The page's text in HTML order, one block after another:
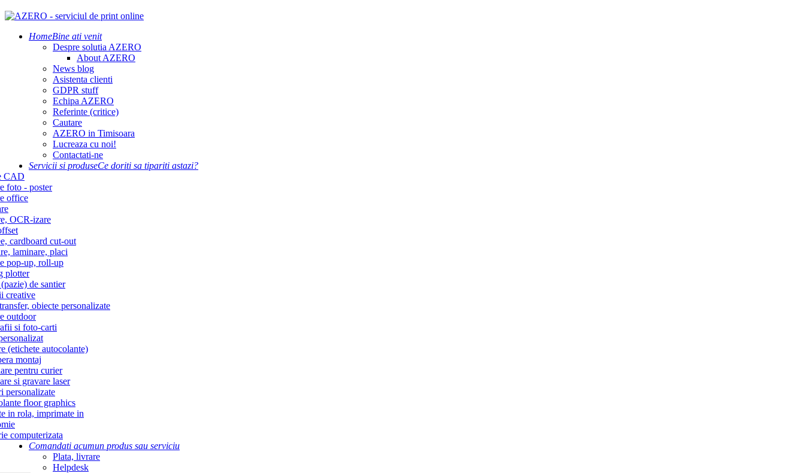
HomeBine ati venit
Despre solutia AZERO
About AZERO
News blog
Asistenta clienti
GDPR stuff
Echipa AZERO
Referinte (critice)
Cautare
AZERO in Timisoara
Lucreaza cu noi!
Contactati-ne
Servicii si produseCe doriti sa tipariti astazi?
CAD
foto - poster
office
OCR-izare
cardboard cut-out
laminare, placi
pop-up, roll-up
plotter
de santier
creative
obiecte personalizate
outdoor
si foto-carti
(etichete autocolante)
montaj
pentru curier
si gravare laser
personalizate
floor graphics
in rola, imprimate in
computerizata
Comandati acumun produs sau serviciu
Plata, livrare
Helpdesk